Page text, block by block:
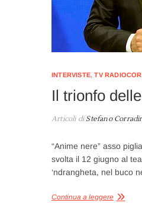
INTERVISTE,TV
Il trionfo
Articoli diStefano
“Anime nere” asso
svolta il 12 giugno al
‘ndrangheta, nel buco
Continua a leggere